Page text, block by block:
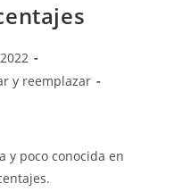
y reemplazar
y poco conocida en